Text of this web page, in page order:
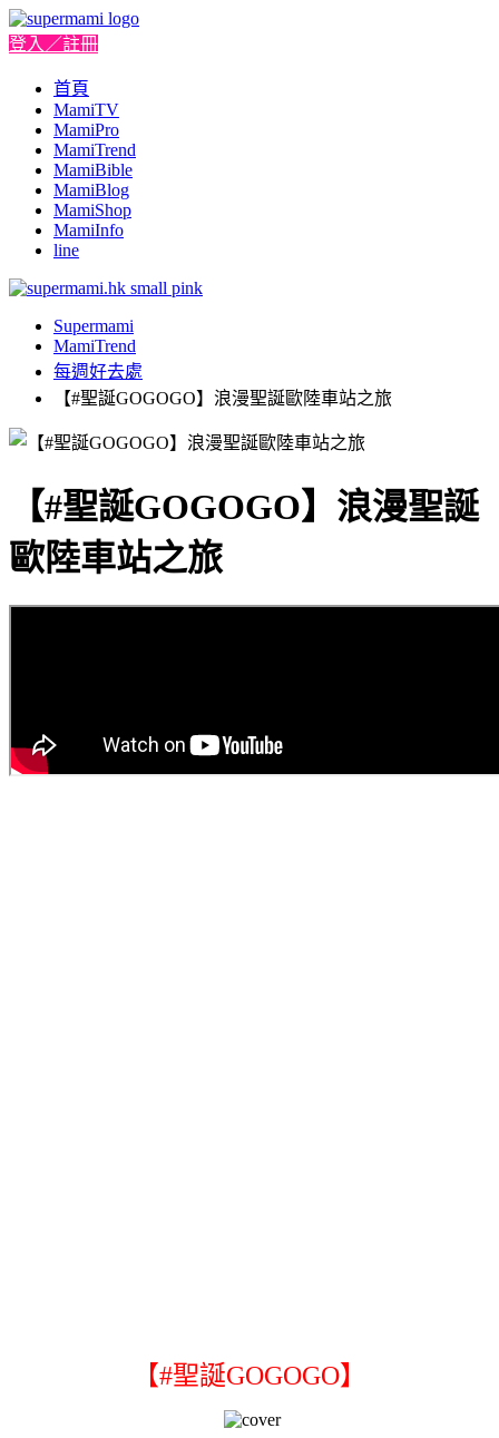
登入／註冊
首頁
MamiTV
MamiPro
MamiTrend
MamiBible
MamiBlog
MamiShop
MamiInfo
line
Supermami
MamiTrend
每週好去處
【#聖誕GOGOGO】浪漫聖誕歐陸車站之旅
【#聖誕GOGOGO】浪漫聖誕
歐陸車站之旅
【#聖誕GOGOGO】